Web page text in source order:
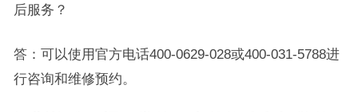
后服务？
答：可以使用官方电话400-0629-028或400-031-5788进
行咨询和维修预约。